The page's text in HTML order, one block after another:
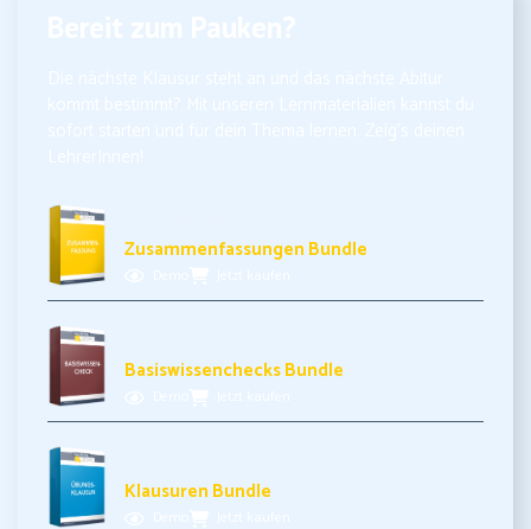
Zusammenfassungen Bundle
Basiswissenchecks Bundle
Klausuren Bundle